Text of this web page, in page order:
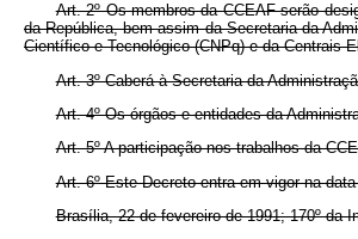
Art. 2º Os membros da CCEAF serão
da República, bem assim da Secretaria da
Científico e Tecnológico (CNPq) e da Centrais
Art. 3º Caberá à Secretaria da
Art. 4º Os órgãos e entidades da
Art. 5º A participação nos trabalhos da
Art. 6º Este Decreto entra em vigor na
Brasília, 22 de fevereiro de 1991; 170º da